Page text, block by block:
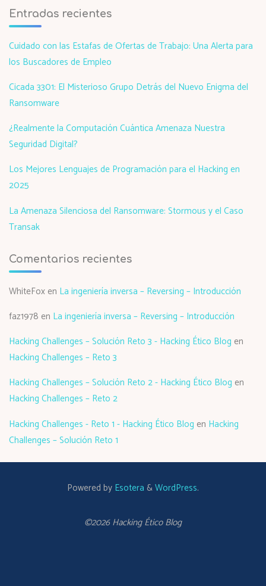
Entradas recientes
Cuidado con las Estafas de Ofertas de Trabajo: Una Alerta para
los Buscadores de Empleo
Cicada 3301: El Misterioso Grupo Detrás del Nuevo Enigma del
Ransomware
¿Realmente la Computación Cuántica Amenaza Nuestra
Seguridad Digital?
Los Mejores Lenguajes de Programación para el Hacking en
2025
La Amenaza Silenciosa del Ransomware: Stormous y el Caso
Transak
Comentarios recientes
WhiteFox en La ingeniería inversa – Reversing – Introducción
faz1978 en La ingeniería inversa – Reversing – Introducción
Hacking Challenges – Solución Reto 3 - Hacking Ético Blog en
Hacking Challenges – Reto 3
Hacking Challenges – Solución Reto 2 - Hacking Ético Blog en
Hacking Challenges – Reto 2
Hacking Challenges - Reto 1 - Hacking Ético Blog en Hacking
Challenges – Solución Reto 1
Powered by Esotera &WordPress.
©2026 Hacking Ético Blog